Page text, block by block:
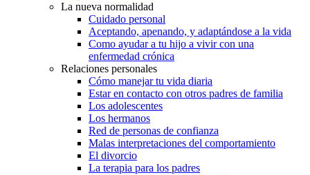
La nueva normalidad
Cuidado personal
Aceptando, apenando, y adaptándose a la vida
Como ayudar a tu hijo a vivir con una
enfermedad crónica
Relaciones personales
Cómo manejar tu vida diaria
Estar en contacto con otros padres de familia
Los adolescentes
Los hermanos
Red de personas de confianza
Malas interpretaciones del comportamiento
El divorcio
La terapia para los padres